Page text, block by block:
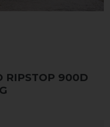
RIPSTOP 900D